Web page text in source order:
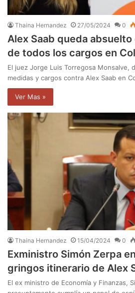
Thaina Hernandez 27/05/2024 0
Alex Saab queda
de todos los cargos en
El juez Jorge Luis Torregosa Monsalve,
medidas y cargos contra Alex Saab en
Ver Mas »
Thaina Hernandez 15/04/2024 0
Exministro Simón Zerpa
gringos itinerario de Alex
El ex ministro de Economía y Finanzas,